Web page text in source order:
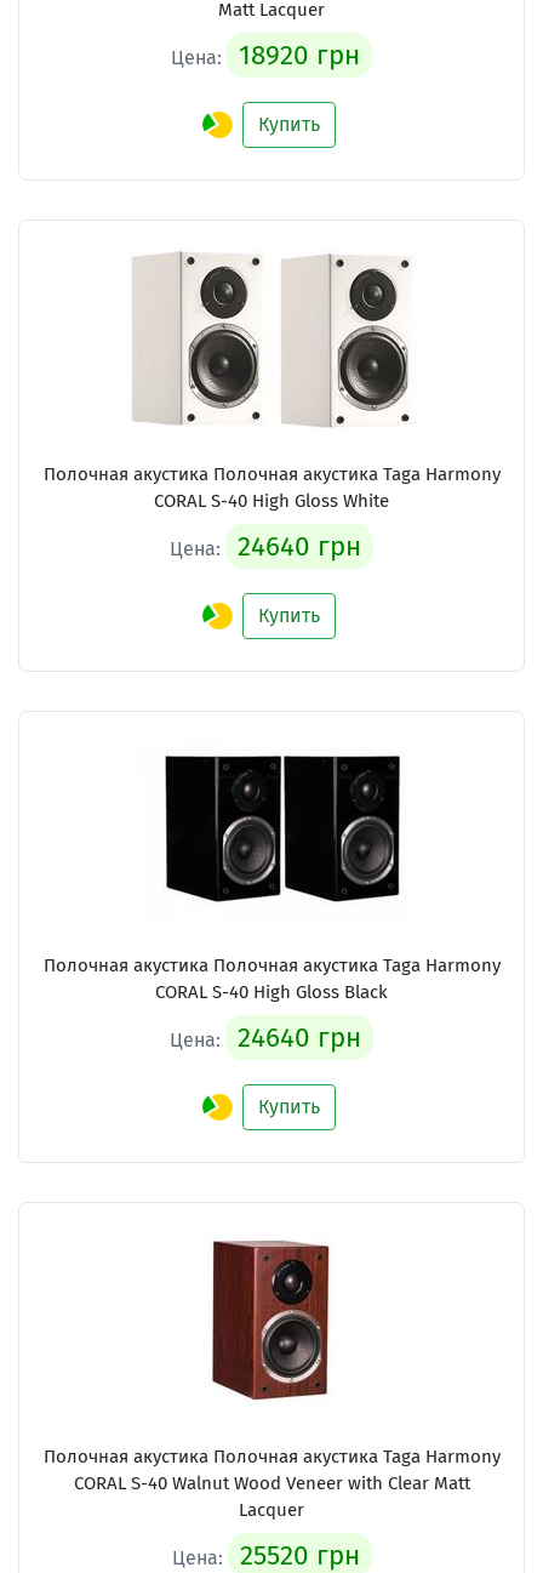
Matt Lacquer
Цена: 18920 грн
Купить
Полочная акустика Полочная акустика Taga Harmony
CORAL S-40 High Gloss White
Цена: 24640 грн
Купить
Полочная акустика Полочная акустика Taga Harmony
CORAL S-40 High Gloss Black
Цена: 24640 грн
Купить
Полочная акустика Полочная акустика Taga Harmony
CORAL S-40 Walnut Wood Veneer with Clear Matt
Lacquer
Цена: 25520 грн